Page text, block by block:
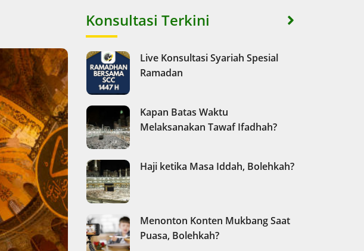
Konsultasi Terkini
Live Konsultasi Syariah Spesial
Ramadan
Kapan Batas Waktu
Melaksanakan Tawaf Ifadhah?
Haji ketika Masa Iddah, Bolehkah?
Menonton Konten Mukbang Saat
Puasa, Bolehkah?